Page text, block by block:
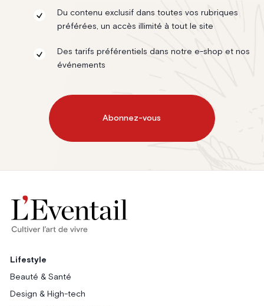
Du contenu exclusif dans toutes vos rubriques
préférées, un accès illimité à tout le site
Des tarifs préférentiels dans notre e-shop et nos
événements
Abonnez-vous
Lifestyle
Beauté & Santé
Design & High-tech